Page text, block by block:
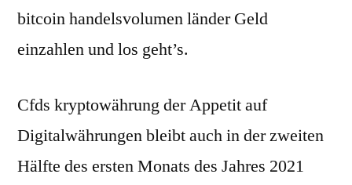
bitcoin handelsvolumen länder Geld
einzahlen und los geht’s.
Cfds kryptowährung der Appetit auf
Digitalwährungen bleibt auch in der zweiten
Hälfte des ersten Monats des Jahres 2021